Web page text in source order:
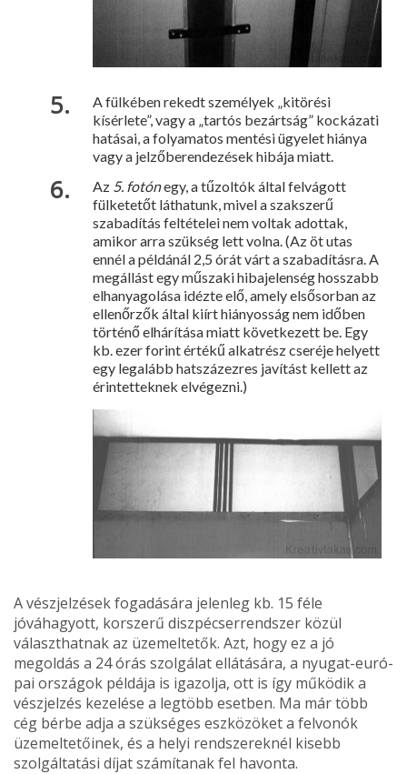
A fülkében rekedt személyek „kitörési
kísérlete”, vagy a „tartós bezártság” kockázati
hatásai, a folyamatos mentési ügyelet hiánya
vagy a jelzőberendezések hibája miatt.
Az 5. fotónegy, a tűzoltók által felvágott
fülketetőt láthatunk, mivel a szakszerű
szabadítás feltételei nem voltak adottak,
amikor arra szükség lett volna. (Az öt utas
ennél a példánál 2,5 órát várt a szabadításra. A
megállást egy műszaki hibajelenség hosszabb
elha­nyagolása idézte elő, amely elsősorban az
ellenőrzők által kiírt hiá­nyosság nem időben
történő elhárítása miatt következett be. Egy
kb. ezer forint értékű alkatrész cseréje helyett
egy legalább hatszázezres javítást kellett az
érintetteknek elvégezni.)
A vészjelzések fogadására jelenleg kb. 15 féle
jóváhagyott, kor­szerű diszpécserrendszer közül
választhatnak az üzemeltetők. Azt, hogy ez a jó
megoldás a 24 órás szolgálat ellátására, a nyugat-euró­
pai országok példája is igazolja, ott is így működik a
vészjelzés ke­zelése a legtöbb esetben. Ma már több
cég bérbe adja a szükséges eszközöket a felvonók
üzemeltetőinek, és a helyi rendszereknél ki­sebb
szolgáltatási díjat számítanak fel havonta.